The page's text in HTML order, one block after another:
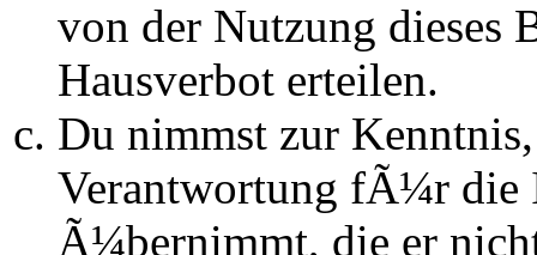
von der Nutzung dieses
Hausverbot erteilen.
Du nimmst zur
Verantwortung fÃ¼r die
Ã¼bernimmt, die er